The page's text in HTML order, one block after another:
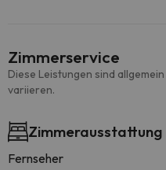
Zimmerservice
Diese Leistungen sind
variieren.
Zimmerausstattung
Fernseher